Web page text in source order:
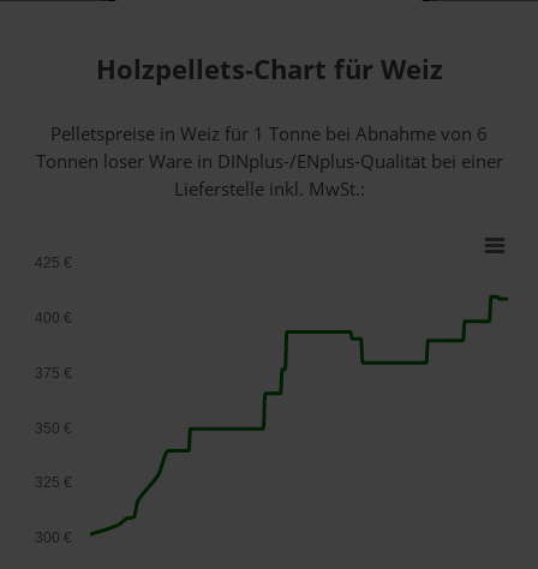
Holzpellets-Chart für Weiz
Pelletspreise in Weiz für 1 Tonne bei Abnahmevon 6
Tonnen loser Warein DINplus-/ENplus-Qualität bei einer
Lieferstelle inkl. MwSt.:
300 €
325 €
350 €
375 €
400 €
425 €